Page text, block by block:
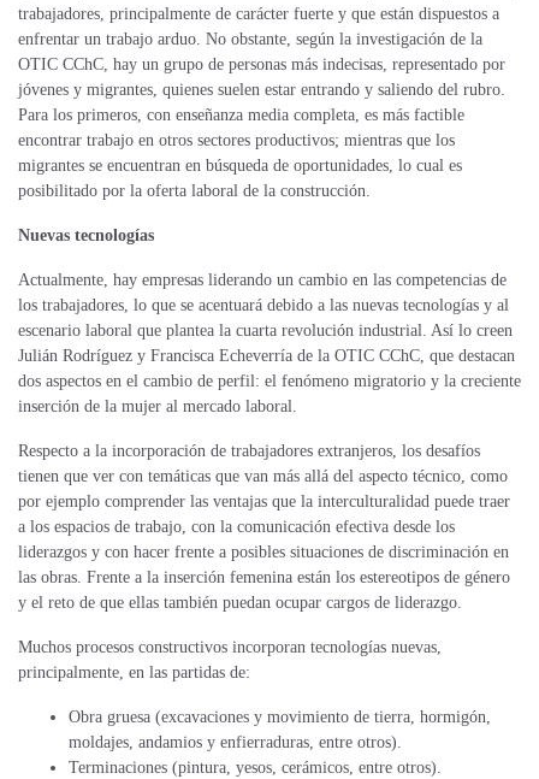
trabajadores, principalmente de carácter fuerte y que están dispuestos a
enfrentar un trabajo arduo. No obstante, según la investigación de la
OTIC CChC, hay un grupo de personas más indecisas, representado por
jóvenes y migrantes, quienes suelen estar entrando y saliendo del rubro.
Para los primeros, con enseñanza media completa, es más factible
encontrar trabajo en otros sectores productivos; mientras que los
migrantes se encuentran en búsqueda de oportunidades, lo cual es
posibilitado por la oferta laboral de la construcción.
Nuevas tecnologías
Actualmente, hay empresas liderando un cambio en las competencias de
los trabajadores, lo que se acentuará debido a las nuevas tecnologías y al
escenario laboral que plantea la cuarta revolución industrial. Así lo creen
Julián Rodríguez y Francisca Echeverría de la OTIC CChC, que destacan
dos aspectos en el cambio de perfil: el fenómeno migratorio y la creciente
inserción de la mujer al mercado laboral.
Respecto a la incorporación de trabajadores extranjeros, los desafíos
tienen que ver con temáticas que van más allá del aspecto técnico, como
por ejemplo comprender las ventajas que la interculturalidad puede traer
a los espacios de trabajo, con la comunicación efectiva desde los
liderazgos y con hacer frente a posibles situaciones de discriminación en
las obras. Frente a la inserción femenina están los estereotipos de género
y el reto de que ellas también puedan ocupar cargos de liderazgo.
Muchos procesos constructivos incorporan tecnologías nuevas,
principalmente, en las partidas de:
Obra gruesa (excavaciones y movimiento de tierra, hormigón,
moldajes, andamios y enfierraduras, entre otros).
Terminaciones (pintura, yesos, cerámicos, entre otros).